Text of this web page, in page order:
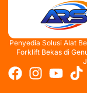
Penyedia Solusi Alat
Forklift Bekas di